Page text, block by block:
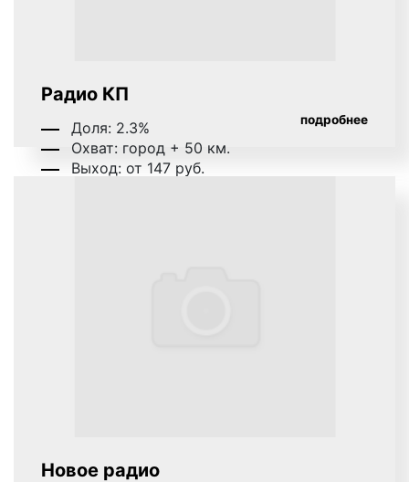
Радио КП
Доля: 2.3%
Охват: город + 50 км.
Выход: от 147 руб.
подробнее
Новое радио